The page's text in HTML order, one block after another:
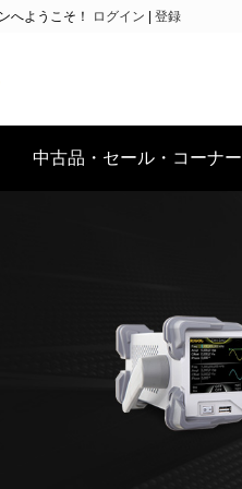
へようこそ！ ログイン 登録
中古品・セール・コーナー